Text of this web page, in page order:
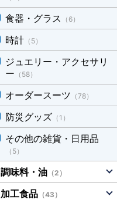
食器・グラス （6）
時計 （5）
ジュエリー・アクセサリ
ー （58）
オーダースーツ （78）
防災グッズ （1）
その他の雑貨・日用品
（5）
調味料・油 （2）
加工食品 （43）